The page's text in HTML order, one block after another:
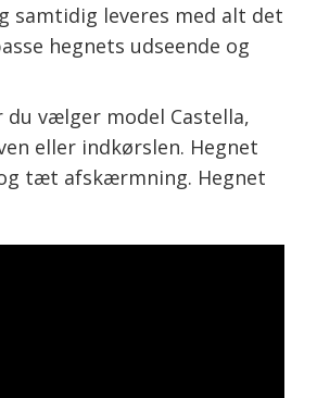
samtidig leveres med alt det
hegnets udseende og
vælger model Castella,
eller indkørslen. Hegnet
tæt afskærmning. Hegnet